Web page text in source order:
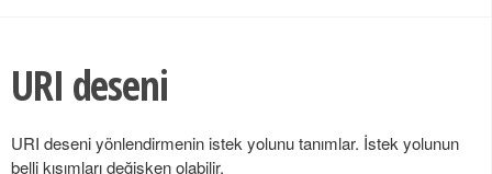
URI deseni
URI deseni yönlendirmenin istek yolunu tanımlar. İstek yolunun
belli kısımları değişken olabilir.